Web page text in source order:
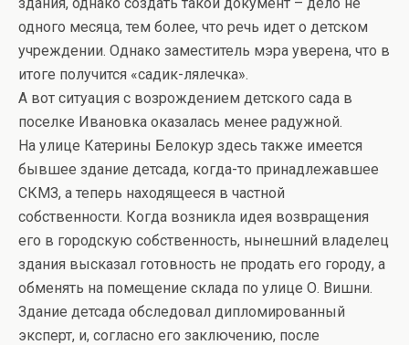
одного месяца, тем более, что речь идет о детском
учреждении. Однако заместитель мэра уверена, что в
итоге получится «садик-лялечка».
А вот ситуация с возрождением детского сада в
поселке Ивановка оказалась менее радужной.
На улице Катерины Белокур здесь также имеется
бывшее здание детсада, когда-то принадлежавшее
СКМЗ, а теперь находящееся в частной
собственности. Когда возникла идея возвращения
его в городскую собственность, нынешний владелец
здания высказал готовность не продать его городу, а
обменять на помещение склада по улице О. Вишни.
Здание детсада обследовал дипломированный
эксперт, и, согласно его заключению, после